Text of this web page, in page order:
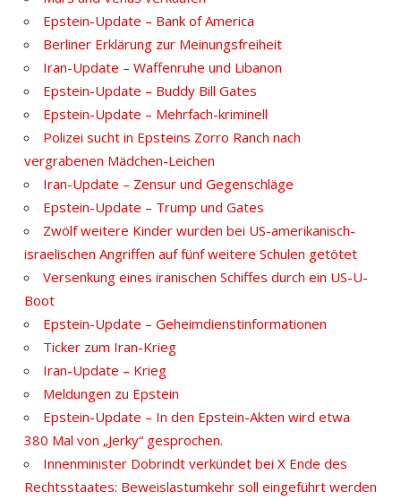
Epstein-Update – Bank of America
Berliner Erklärung zur Meinungsfreiheit
Iran-Update – Waffenruhe und Libanon
Epstein-Update – Buddy Bill Gates
Epstein-Update – Mehrfach-kriminell
Polizei sucht in Epsteins Zorro Ranch nach
vergrabenen Mädchen-Leichen
Iran-Update – Zensur und Gegenschläge
Epstein-Update – Trump und Gates
Zwölf weitere Kinder wurden bei US-amerikanisch-
israelischen Angriffen auf fünf weitere Schulen getötet
Versenkung eines iranischen Schiffes durch ein US-U-
Boot
Epstein-Update – Geheimdienstinformationen
Ticker zum Iran-Krieg
Iran-Update – Krieg
Meldungen zu Epstein
Epstein-Update – In den Epstein-Akten wird etwa
380 Mal von „Jerky“ gesprochen.
Innenminister Dobrindt verkündet bei X Ende des
Rechtsstaates: Beweislastumkehr soll eingeführt werden